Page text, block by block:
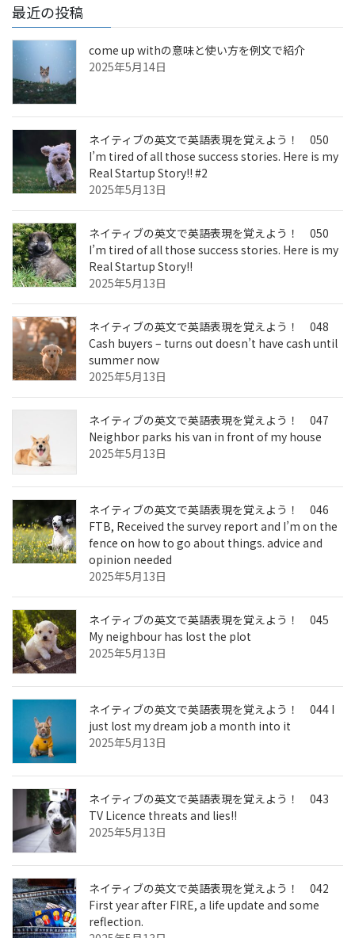
最近の投稿
come up withの意味と使い方を例文で紹介
2025年5月14日
ネイティブの英文で英語表現を覚えよう！ 050
I’m tired of all those success stories. Here is my
Real Startup Story!! #2
2025年5月13日
ネイティブの英文で英語表現を覚えよう！ 050
I’m tired of all those success stories. Here is my
Real Startup Story!!
2025年5月13日
ネイティブの英文で英語表現を覚えよう！ 048
Cash buyers – turns out doesn’t have cash until
summer now
2025年5月13日
ネイティブの英文で英語表現を覚えよう！ 047
Neighbor parks his van in front of my house
2025年5月13日
ネイティブの英文で英語表現を覚えよう！ 046
FTB, Received the survey report and I’m on the
fence on how to go about things. advice and
opinion needed
2025年5月13日
ネイティブの英文で英語表現を覚えよう！ 045
My neighbour has lost the plot
2025年5月13日
ネイティブの英文で英語表現を覚えよう！ 044 I
just lost my dream job a month into it
2025年5月13日
ネイティブの英文で英語表現を覚えよう！ 043
TV Licence threats and lies!!
2025年5月13日
ネイティブの英文で英語表現を覚えよう！ 042
First year after FIRE, a life update and some
reflection.